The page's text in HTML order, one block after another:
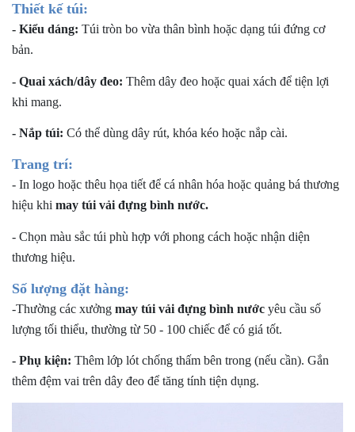
Thiết kế túi:
- Kiểu dáng: Túi tròn bo vừa thân bình hoặc dạng túi đứng cơ
bản.
- Quai xách/dây đeo: Thêm dây đeo hoặc quai xách để tiện lợi
khi mang.
- Nắp túi: Có thể dùng dây rút, khóa kéo hoặc nắp cài.
Trang trí:
- In logo hoặc thêu họa tiết để cá nhân hóa hoặc quảng bá thương
hiệu khi may túi vải đựng bình nước.
- Chọn màu sắc túi phù hợp với phong cách hoặc nhận diện
thương hiệu.
Số lượng đặt hàng:
-Thường các xưởng may túi vải đựng bình nước yêu cầu số
lượng tối thiểu, thường từ 50 - 100 chiếc để có giá tốt.
- Phụ kiện: Thêm lớp lót chống thấm bên trong (nếu cần). Gắn
thêm đệm vai trên dây đeo để tăng tính tiện dụng.